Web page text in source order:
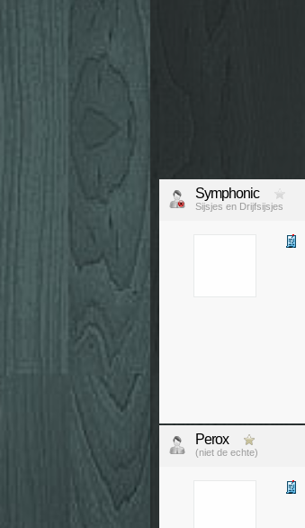
Symphonic
Sijsjes en Drijfsijsjes
Perox
(niet de echte)